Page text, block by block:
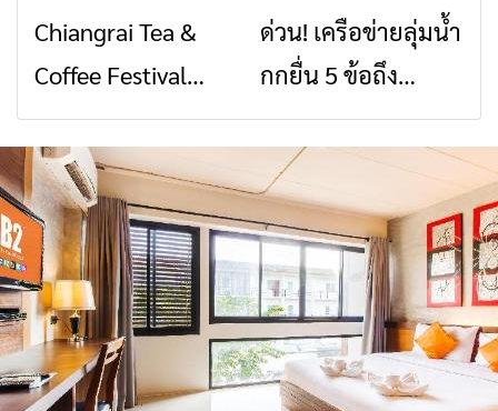
สัญญาณขาด การ
สื่อสารต้องไม่หยุด
สินค้าเด่น และเสน่ห์
วัฒนธรรมจาก 4
จังหวัด เชียงราย
พะเยา แพร่ และ
น่าน พร้อมชม
คอนเสิร์ตจากศิลปิน
ชื่อดังตลอด 5 วัน
ข่าวเชียงราย
Chiangrai Tea &
Coffee Festival
2026
ข่าวเชียงราย
ด่วน! เครือข่ายลุ่มน้ำ
กกยื่น 5 ข้อถึง
รัฐบาล จี้นายกฯ ลง
เชียงราย แก้วิกฤต
สารปนเปื้อนต้นน้ำ